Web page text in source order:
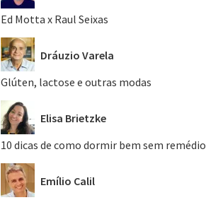
Ed Motta x Raul Seixas
Dráuzio Varela
Glúten, lactose e outras modas
Elisa Brietzke
10 dicas de como dormir bem sem remédio
Emílio Calil